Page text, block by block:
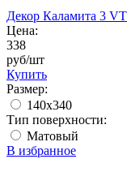
Декор Каламита 3
Цена:
338
руб/шт
Купить
Размер:
140x340
Тип поверхности:
Матовый
В избранное